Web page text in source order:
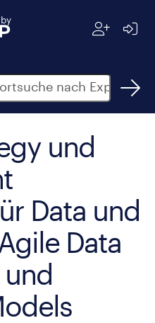
und
Data und
Data